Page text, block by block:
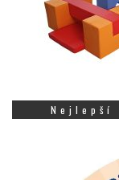
Nejlepší